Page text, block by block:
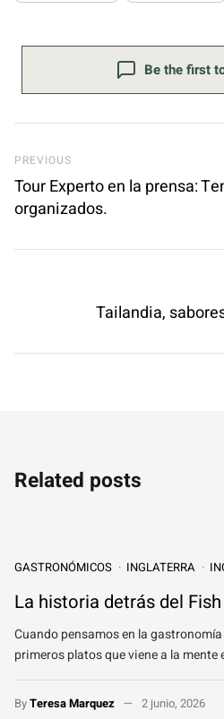
Be the first
Previous Post
PREVIOUS
Tour Experto en la prensa:
organizados.
Tailandia,
Related posts
GASTRONÓMICOS INGLATERRA
La historia detrás del
Cuando pensamos en la
primeros platos que viene a la mente
ByTeresa Marquez 2 junio, 2026